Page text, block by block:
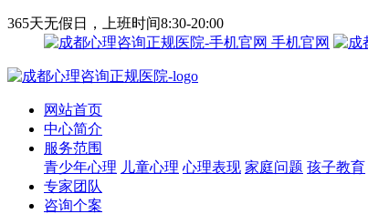
365天无假日，上班时间8:30-20:00
手机官网
网站首页
中心简介
服务范围
青少年心理 儿童心理 心理表现 家庭问题 孩子教育
专家团队
咨询个案